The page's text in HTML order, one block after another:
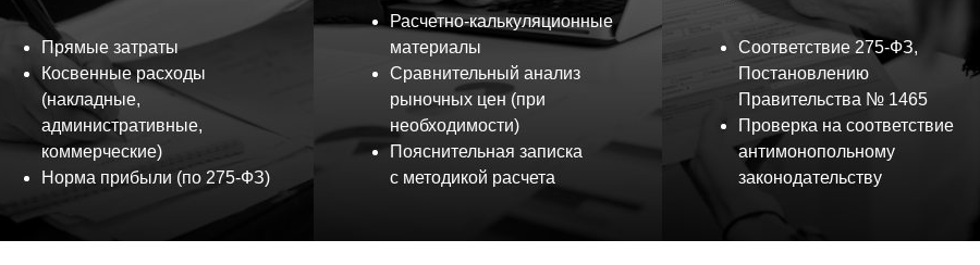
Прямые затраты
Косвенные расходы
(накладные,
административные,
коммерческие)
Норма прибыли (по 275-ФЗ)
Расчетно-калькуляционные
материалы
Сравнительный анализ
рыночных цен (при
необходимости)
Пояснительная записка
с методикой расчета
Соответствие 275-ФЗ,
Постановлению
Правительства № 1465
Проверка на соответствие
антимонопольному
законодательству